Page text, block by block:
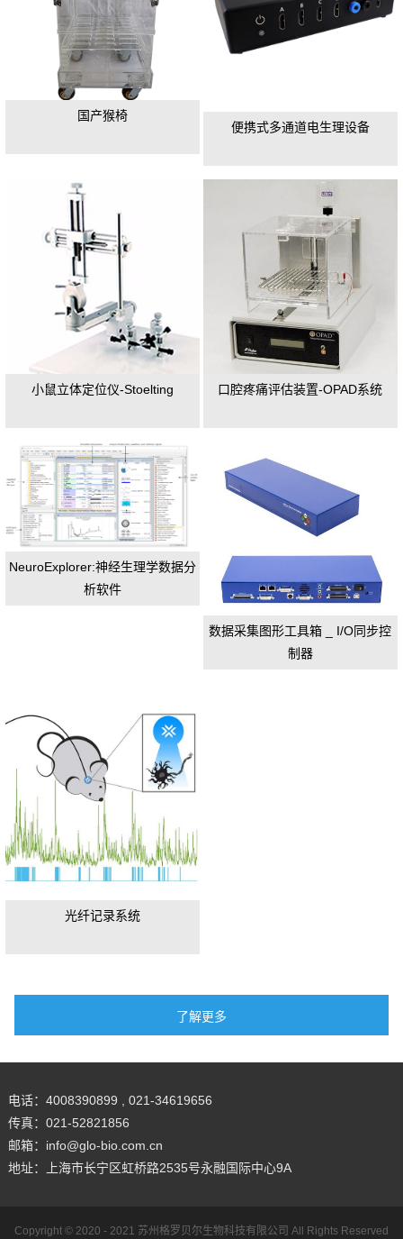
国产猴椅
便携式多通道电生理设备
小鼠立体定位仪-Stoelting 口腔疼痛评估装置-OPAD系统
NeuroExplorer:神经生理学数据分
析软件
数据采集图形工具箱 _ I/O同步控
制器
光纤记录系统
电话：4008390899 , 021-34619656
传真：021-52821856
邮箱：info@glo-bio.com.cn
地址：上海市长宁区虹桥路2535号永融国际中心9A
Copyright © 2020 - 2021 苏州格罗贝尔生物科技有限公司 All Rights Reserved